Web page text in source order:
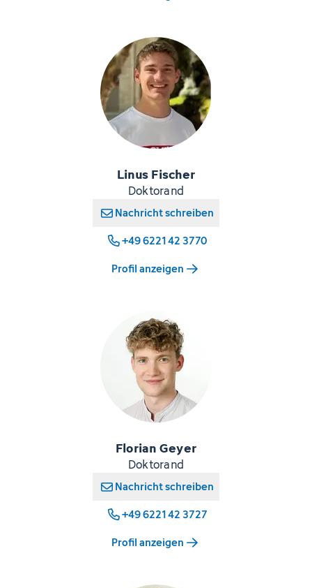
Linus Fischer
Doktorand
Nachricht schreiben
+49 6221 42 3770
Profil anzeigen
Florian Geyer
Doktorand
Nachricht schreiben
+49 6221 42 3727
Profil anzeigen